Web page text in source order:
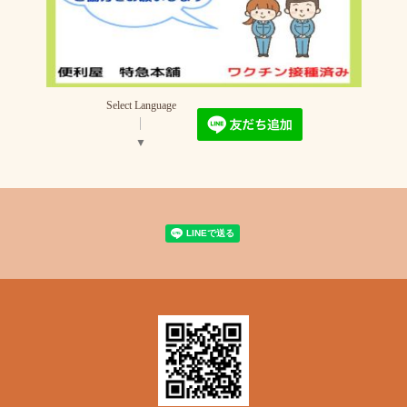
Select Language
▼